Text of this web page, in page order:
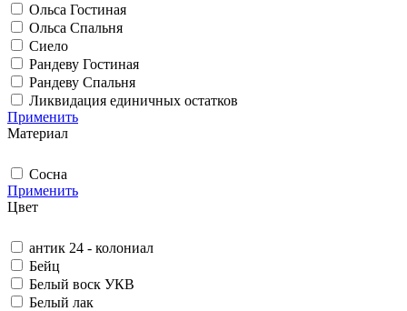
Ольса Гостиная
Ольса Спальня
Сиело
Рандеву Гостиная
Рандеву Спальня
Ликвидация единичных остатков
Применить
Материал
Сосна
Применить
Цвет
антик 24 - колониал
Бейц
Белый воск УКВ
Белый лак